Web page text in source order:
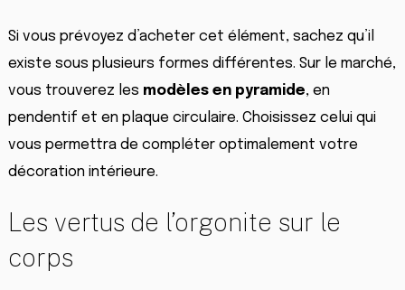
Si vous prévoyez d’acheter cet élément, sachez qu’il
existe sous plusieurs formes différentes. Sur le marché,
vous trouverez les modèles en pyramide, en
pendentif et en plaque circulaire. Choisissez celui qui
vous permettra de compléter optimalement votre
décoration intérieure.
Les vertus de l’orgonite sur le
corps